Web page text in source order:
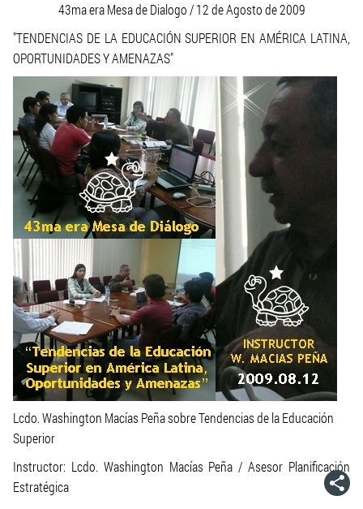
43ma era Mesa de Dialogo / 12 de Agosto de 2009
"TENDENCIAS DE LA EDUCACIÓN SUPERIOR EN AMÉRICA LATINA,
OPORTUNIDADES Y AMENAZAS"
Lcdo. Washington Macías Peña sobre Tendencias de la Educación
Superior
Instructor: Lcdo. Washington Macías Peña / Asesor Planificación
Estratégica